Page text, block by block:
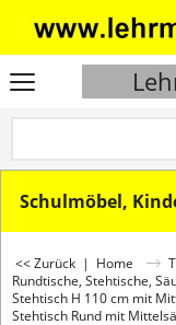
Schulmöbel,
<< Zurück | Home
Rundtische, Stehtische,
Stehtisch H 110 cm mit
Stehtisch Rund mit